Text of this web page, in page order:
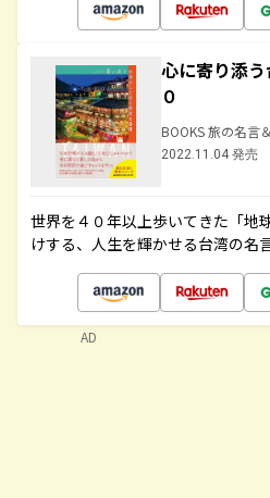
心に寄り添
０
BOOKS 旅の名言
2022.11.04 発売
世界を４０年以上歩いてきた「地
けする、人生を輝かせる台湾の名
AD